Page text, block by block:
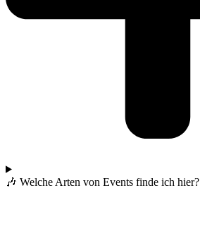
🎶 Welche Arten von Events finde ich hier?